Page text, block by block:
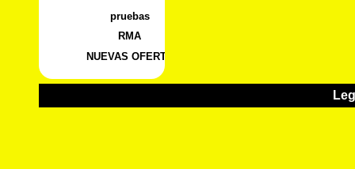
pruebas
RMA
NUEVAS OFERTA